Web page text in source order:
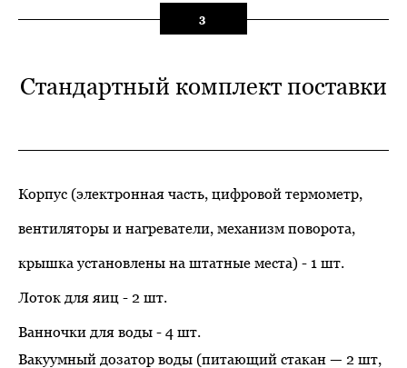
3
Стандартный комплект поставки
Корпус (электронная часть, цифровой термометр,
вентиляторы и нагреватели, механизм поворота,
крышка установлены на штатные места) - 1 шт.
Лоток для яиц - 2 шт.
Ванночки для воды - 4 шт.
Вакуумный дозатор воды (питающий стакан — 2 шт,